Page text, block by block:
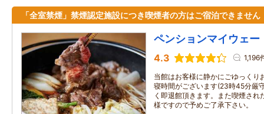
「全室禁煙」禁煙認定施設につき喫煙者の方はご宿泊できません
ペンションマイウェー
4.3 1,196
当館はお客様に静かにごゆっくり
寝時間がございます(23時45分厳
く即退館頂きます。また喫煙さ
様ですので予めご了承下さい。